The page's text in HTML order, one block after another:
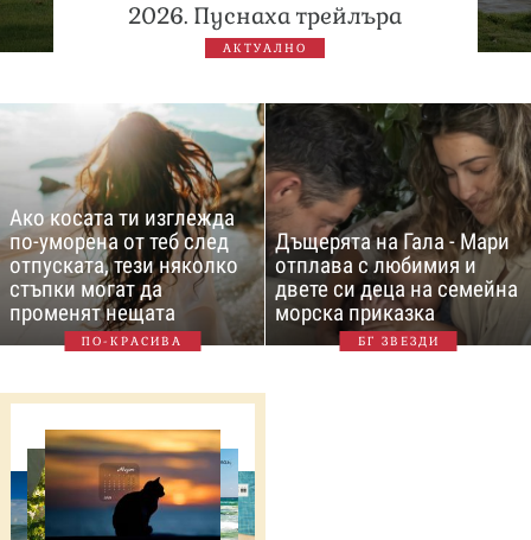
2026. Пуснаха трейлъра
АКТУАЛНО
Ако косата ти изглежда
по-уморена от теб след
отпуската, тези няколко
стъпки могат да
променят нещата
ПО-КРАСИВА
Дъщерята на Гала - Мари
отплава с любимия и
двете си деца на семейна
морска приказка
БГ ЗВЕЗДИ